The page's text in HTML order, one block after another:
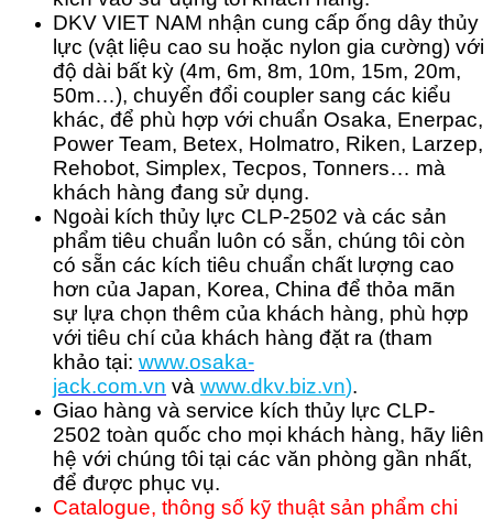
DKV VIET NAM nhận cung cấp ống dây thủy
lực (vật liệu cao su hoặc nylon gia cường) với
độ dài bất kỳ (4m, 6m, 8m, 10m, 15m, 20m,
50m…), chuyển đổi coupler sang các kiểu
khác, để phù hợp với chuẩn Osaka, Enerpac,
Power Team, Betex, Holmatro, Riken, Larzep,
Rehobot, Simplex, Tecpos, Tonners… mà
khách hàng đang sử dụng.
Ngoài kích thủy lực CLP-2502 và các sản
phẩm tiêu chuẩn luôn có sẵn, chúng tôi còn
có sẵn các kích tiêu chuẩn chất lượng cao
hơn của Japan, Korea, China để thỏa mãn
sự lựa chọn thêm của khách hàng, phù hợp
với tiêu chí của khách hàng đặt ra (tham
khảo tại: www.osaka-
jack.com.vn và www.dkv.biz.vn).
Giao hàng và service kích thủy lực CLP-
2502 toàn quốc cho mọi khách hàng, hãy liên
hệ với chúng tôi tại các văn phòng gần nhất,
để được phục vụ.
Catalogue, thông số kỹ thuật sản phẩm chi